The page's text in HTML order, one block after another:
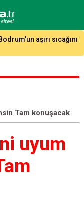
aşırı sıcağını
Tam konuşacak
uyum